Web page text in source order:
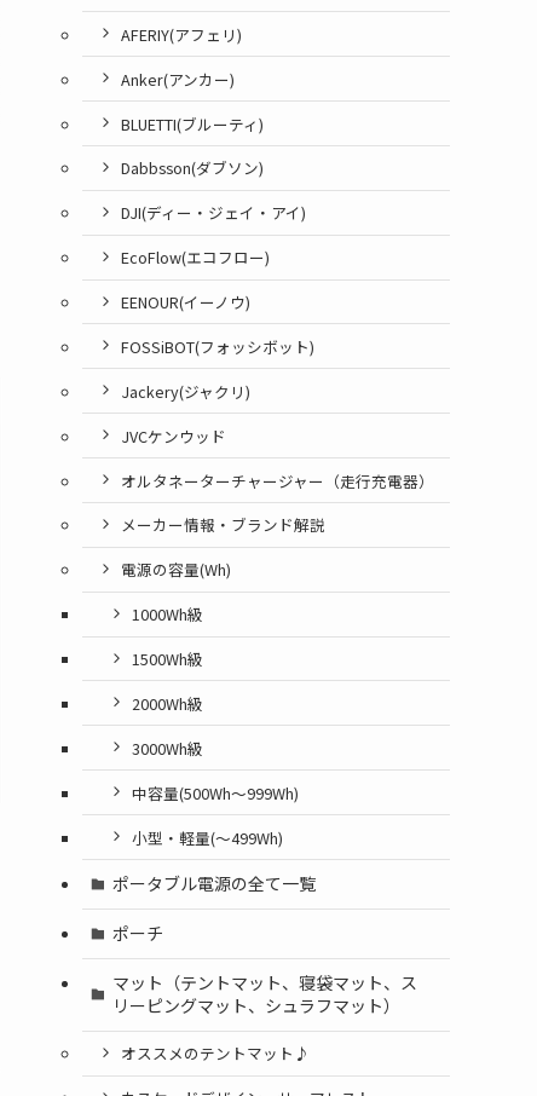
AFERIY(アフェリ)
Anker(アンカー)
BLUETTI(ブルーティ)
Dabbsson(ダブソン)
DJI(ディー・ジェイ・アイ)
EcoFlow(エコフロー)
EENOUR(イーノウ)
FOSSiBOT(フォッシボット)
Jackery(ジャクリ)
JVCケンウッド
オルタネーターチャージャー（走行充電器）
メーカー情報・ブランド解説
電源の容量(Wh)
1000Wh級
1500Wh級
2000Wh級
3000Wh級
中容量(500Wh～999Wh)
小型・軽量(〜499Wh)
ポータブル電源の全て一覧
ポーチ
マット（テントマット、寝袋マット、ス
リーピングマット、シュラフマット）
オススメのテントマット♪